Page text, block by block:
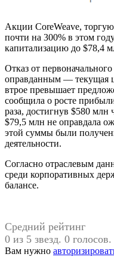
Акции CoreWeave,
почти на 300% в этом
капитализацию до $78,4
Отказ от
оправданным — текущая
втрое превышает
сообщила о росте
раза, достигнув $580
$79,5 млн не оправдала
этой суммы были
деятельности.
Согласно отраслевым
среди корпоративных
балансе.
Средний рейтинг
0 из 5 звезд. 0 голосов.
Вам нужно